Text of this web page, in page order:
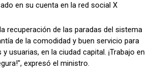
en su cuenta en la red social X
recuperación de las paradas del sistema
de la comodidad y buen servicio para
usuarias, en la ciudad capital. ¡Trabajo en
expresó el ministro.